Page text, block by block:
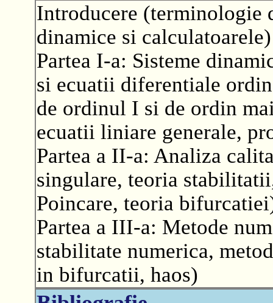
Introducere (terminologie
dinamice si calculatoarele)
Partea I-a: Sisteme
si ecuatii diferentiale
de ordinul I si de ordin
ecuatii liniare generale,
Partea a II-a: Analiza
singulare, teoria
Poincare, teoria
Partea a III-a: Metode
stabilitate numerica,
in bifurcatii, haos)